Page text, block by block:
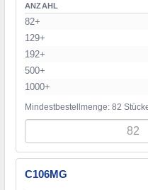
ANZAHL
82+
129+
192+
500+
1000+
Mindestbestellmenge: 82
C106MG